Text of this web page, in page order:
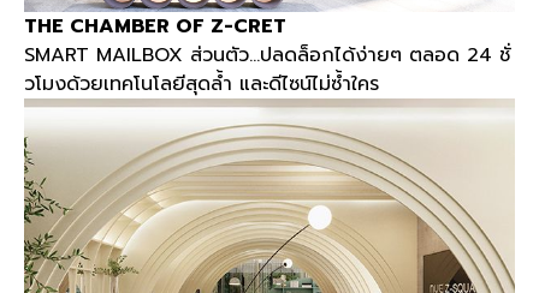
THE CHAMBER OF Z-CRET
SMART MAILBOX ส่วนตัว...ปลดล็อกได้ง่ายๆ ตลอด 24 ชั่
วโมงด้วยเทคโนโลยีสุดล้ำ และดีไซน์ไม่ซ้ำใคร